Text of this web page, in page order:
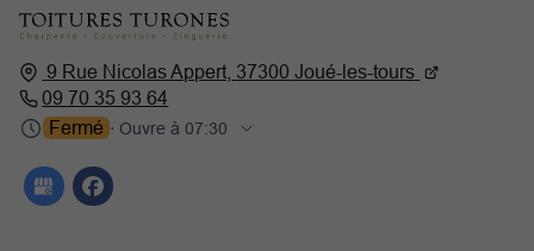
9 Rue Nicolas Appert, 37300 Joué-les-tours
09 70 35 93 64
Fermé ⋅ Ouvre à 07:30